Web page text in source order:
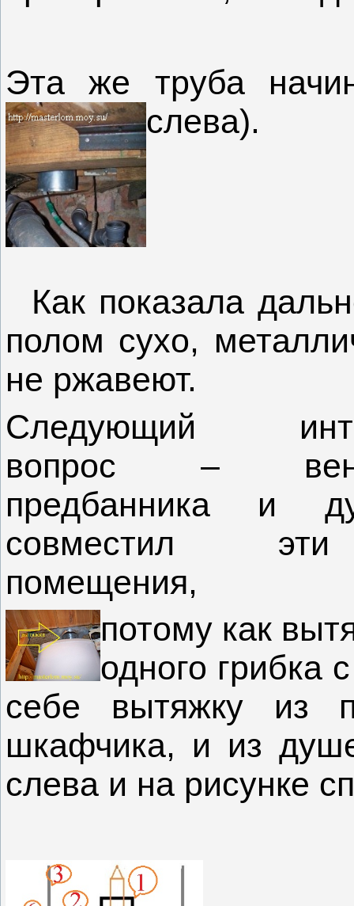
Эта же труба
слева).
Как показала
полом сухо,
не ржавеют.
Следующий
вопрос –
предбанника и
совместил
помещения,
потому как
одного грибка
себе вытяжку из
шкафчика, и из
слева и на рисунке